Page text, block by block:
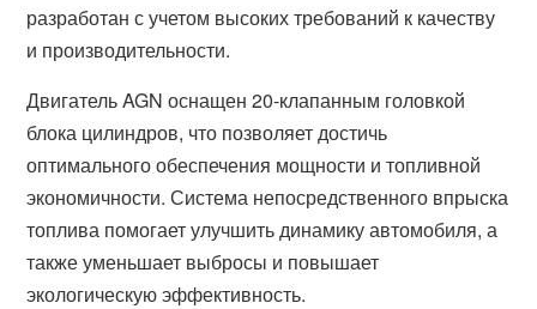
разработан с учетом высоких требований к качеству
и производительности.
Двигатель AGN оснащен 20-клапанным головкой
блока цилиндров, что позволяет достичь
оптимального обеспечения мощности и топливной
экономичности. Система непосредственного впрыска
топлива помогает улучшить динамику автомобиля, а
также уменьшает выбросы и повышает
экологическую эффективность.